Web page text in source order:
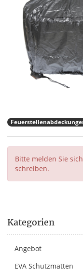
Bitte melden Sie
schreiben.
Kategorien
Angebot
EVA Schutzmatten